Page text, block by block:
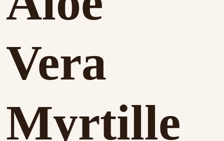
Vera
Myrtille